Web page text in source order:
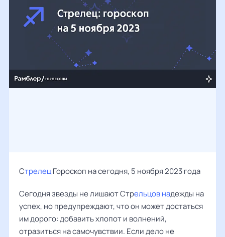
СтрелецГороскоп на сегодня, 5 ноября 2023 года
Сегодня звезды не лишают Стрельцов надежды на
успех, но предупреждают, что он может достаться
им дорого: добавить хлопот и волнений,
отразиться на самочувствии. Если дело не